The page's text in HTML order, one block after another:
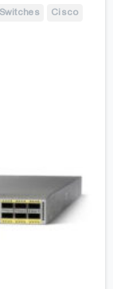
Cisco